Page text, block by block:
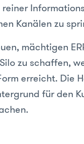
Kanälen zu
mächtigen
zu schaffen,
erreicht. Die
für den